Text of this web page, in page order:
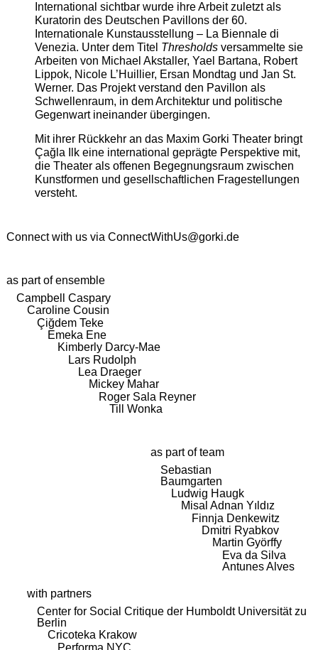
International sichtbar wurde ihre Arbeit zuletzt als
Kuratorin des Deutschen Pavillons der 60.
Internationale Kunstausstellung – La Biennale di
Venezia. Unter dem Titel Thresholdsversammelte sie
Arbeiten von Michael Akstaller, Yael Bartana, Robert
Lippok, Nicole L’Huillier, Ersan Mondtag und Jan St.
Werner. Das Projekt verstand den Pavillon als
Schwellenraum, in dem Architektur und politische
Gegenwart ineinander übergingen.
Mit ihrer Rückkehr an das Maxim Gorki Theater bringt
Çağla Ilk eine international geprägte Perspektive mit,
die Theater als offenen Begegnungsraum zwischen
Kunstformen und gesellschaftlichen Fragestellungen
versteht.
Connect with us via ConnectWithUs@gorki.de
as part of ensemble
Campbell Caspary
Caroline Cousin
Çiğdem Teke
Emeka Ene
Kimberly Darcy-Mae
Lars Rudolph
Lea Draeger
Mickey Mahar
Roger Sala Reyner
Till Wonka
as part of team
Sebastian
Baumgarten
Ludwig Haugk
Misal Adnan Yıldız
Finnja Denkewitz
Dmitri Ryabkov
Martin Györffy
Eva da Silva
Antunes Alves
with partners
Center for Social Critique der Humboldt Universität zu
Berlin
Cricoteka Krakow
Performa NYC